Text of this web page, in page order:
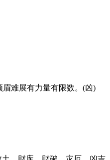
难展有力量有限数。(凶)